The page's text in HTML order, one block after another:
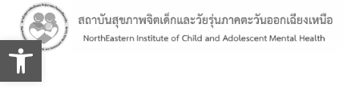
Open toolbar
content